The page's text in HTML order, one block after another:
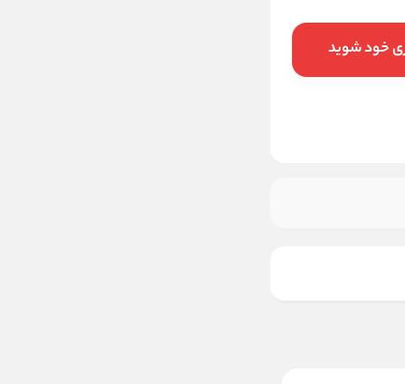
خود شوید